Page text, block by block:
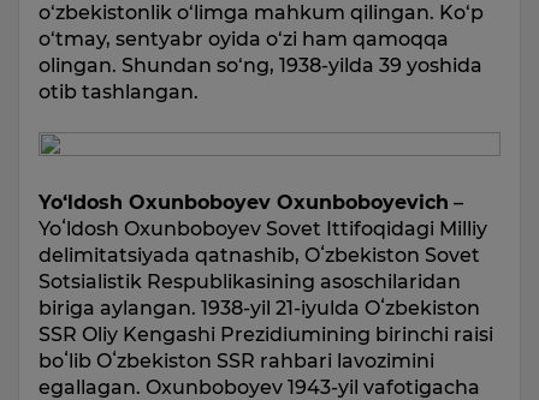
o‘zbekistonlik o‘limga mahkum qilingan. Ko‘p
o‘tmay, sentyabr oyida o‘zi ham qamoqqa
olingan. Shundan so‘ng, 1938-yilda 39 yoshida
otib tashlangan.
Yo‘ldosh Oxunboboyev Oxunboboyevich –
Yoʻldosh Oxunboboyev Sovet Ittifoqidagi Milliy
delimitatsiyada qatnashib, Oʻzbekiston Sovet
Sotsialistik Respublikasining asoschilaridan
biriga aylangan. 1938-yil 21-iyulda Oʻzbekiston
SSR Oliy Kengashi Prezidiumining birinchi raisi
boʻlib Oʻzbekiston SSR rahbari lavozimini
egallagan. Oxunboboyev 1943-yil vafotigacha